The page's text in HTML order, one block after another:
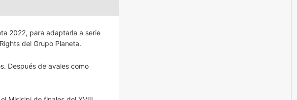
2022, para adaptarla a serie
del Grupo Planeta.
Después de avales como